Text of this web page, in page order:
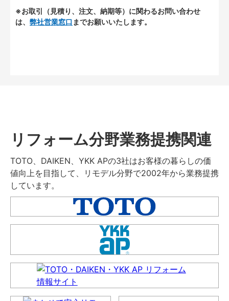
※お取引（見積り、注文、納期等）に関わるお問い合わせ
は、 弊社営業窓口 までお願いいたします。
リフォーム分野業務提携関連
TOTO、DAIKEN、YKK APの3社はお客様の暮らしの価
値向上を目指して、リモデル分野で2002年から業務提携
しています。